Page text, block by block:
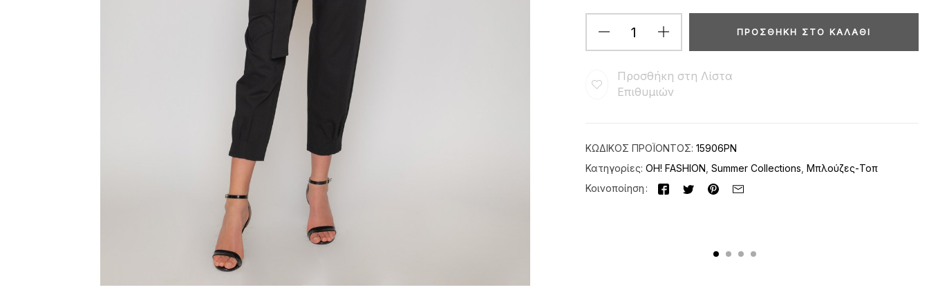
ΠΡΟΣΘΉΚΗ ΣΤΟ ΚΑΛΆΘΙ
Προσθήκη στη Λίστα
Επιθυμιών
ΚΩΔΙΚΌΣ ΠΡΟΪΌΝΤΟΣ: 15906PN
Κατηγορίες: OH! FASHION Summer Collections Μπλούζες-Τοπ
Κοινοποίηση